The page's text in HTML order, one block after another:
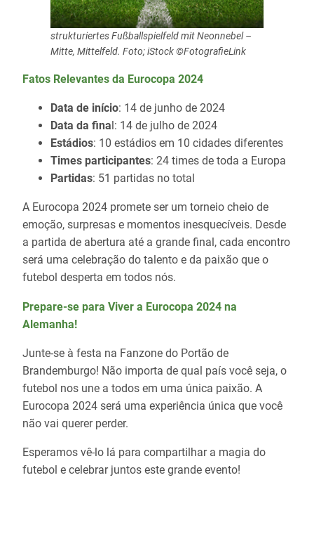
strukturiertes Fußballspielfeld mit Neonnebel –
Mitte, Mittelfeld. Foto; iStock ©FotografieLink
Fatos Relevantes da Eurocopa 2024
Data de início: 14 de junho de 2024
Data da final: 14 de julho de 2024
Estádios: 10 estádios em 10 cidades diferentes
Times participantes: 24 times de toda a Europa
Partidas: 51 partidas no total
A Eurocopa 2024 promete ser um torneio cheio de
emoção, surpresas e momentos inesquecíveis. Desde
a partida de abertura até a grande final, cada encontro
será uma celebração do talento e da paixão que o
futebol desperta em todos nós.
Prepare-se para Viver a Eurocopa 2024 na
Alemanha!
Junte-se à festa na Fanzone do Portão de
Brandemburgo! Não importa de qual país você seja, o
futebol nos une a todos em uma única paixão. A
Eurocopa 2024 será uma experiência única que você
não vai querer perder.
Esperamos vê-lo lá para compartilhar a magia do
futebol e celebrar juntos este grande evento!